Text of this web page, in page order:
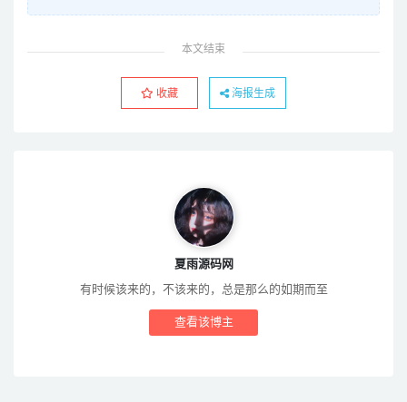
本文结束
收藏 海报生成
夏雨源码网
有时候该来的，不该来的，总是那么的如期而至
查看该博主